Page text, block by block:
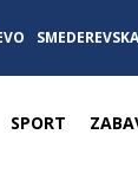
SPORT